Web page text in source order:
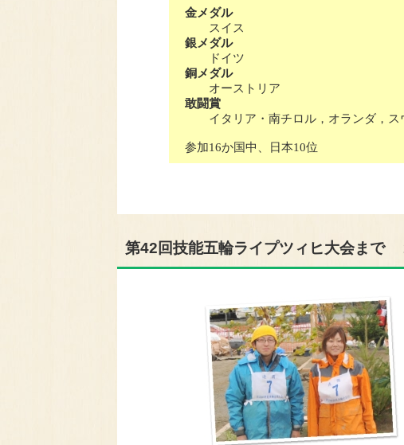
金メダル
スイス
銀メダル
ドイツ
銅メダル
オーストリア
敢闘賞
イタリア・南チロル，オランダ，ス
参加16か国中、日本10位
第42回技能五輪ライプツィヒ大会まで